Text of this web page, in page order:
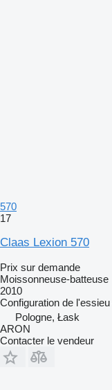
570
17
Claas Lexion 570
Prix sur demande
Moissonneuse-batteuse
2010
Configuration de l'essieu
Pologne, Łask
ARON
Contacter le vendeur